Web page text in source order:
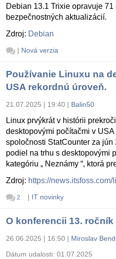
Debian 13.1 Trixie opravuje
bezpečnostných aktualizácií.
Zdroj: Debian
| Nová verzia
Používanie Linuxu na
USA rekordnú úroveň.
21.07.2025 | 19:40 | Balin50
Linux prvýkrát v histórii
desktopovými počítačmi v
spoločnosti StatCounter za
podiel na trhu s desktopovými
kategóriu „ Neznámy “, ktorá
Zdroj: https://
2 | IT novinky
O konferencii 13.
26.06.2025 | 16:50 | Miroslav
Dátum udalosti: 01.07.2025